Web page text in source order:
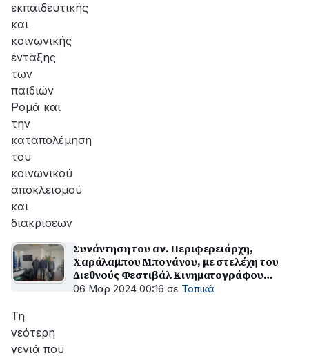
εκπαιδευτικής
και
κοινωνικής
ένταξης
των
παιδιών
Ρομά και
την
καταπολέμηση
του
κοινωνικού
αποκλεισμού
και
διακρίσεων
Συνάντηση του αν. Περιφερειάρχη,
Χαράλαμπου Μπονάνου, με στελέχη του
Διεθνούς Φεστιβάλ Κινηματογράφου
Ολυμπίας για παιδιά και νέους.
06 Μαρ 2024 00:16 σε Τοπικά
Τη
νεότερη
γενιά που